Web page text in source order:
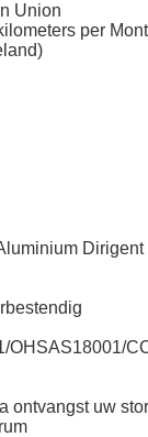
Union
per
Dirigent
OHSAS18001/
ontvangst uw